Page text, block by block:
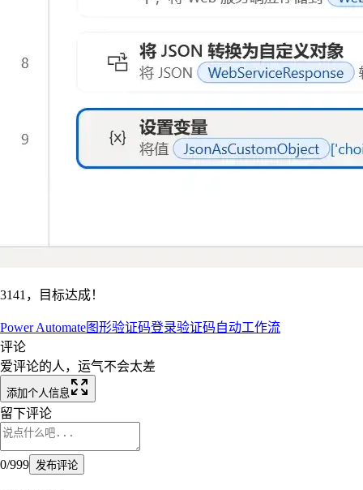
3141，目标达成！
Power Automate图形验证码登录验证码自动工作流
评论
爱评论的人，运气不会太差
添加个人信息
留下评论
0/999 发布评论